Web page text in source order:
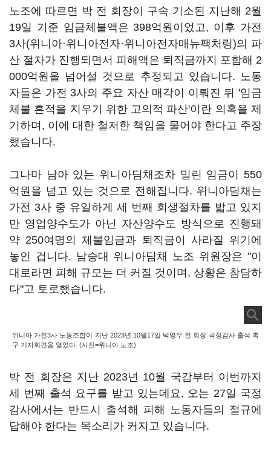
노조에 따르면 박 전 회장이 구속 기소된 지난해 2월
19일 기준 임금체불액은 398억원이었고, 이후 가전
3사(위니아·위니아전자·위니아전자매뉴팩처링)의 파
산 절차가 진행되면서 피해액은 퇴직금까지 포함해 2
000억원을 넘어설 것으로 추정되고 있습니다. 노동
자들은 가전 3사의 주요 자산 매각이 이뤄진 뒤 '임금
체불 흔적을 지우기 위한 고의적 파산'이란 의혹을 제
기하며, 이에 대한 철저한 책임을 물어야 한다고 주장
했습니다.
그나마 남아 있는 위니아딤채조차 밀린 임금이 550
억원을 넘고 있는 것으로 전해집니다. 위니아딤채는
가전 3사 중 유일하게 세 번째 회생절차를 밟고 있지
만 영업양수도가 아닌 자산양수도 방식으로 진행돼
약 250여명의 체불임금과 퇴직금이 사라질 위기에
놓인 겁니다. 남승대 위니아딤채 노조 위원장은 "이
대로라면 피해 규모는 더 커질 것이며, 상황은 참담하
다"고 토로했습니다.
위니아 가전3사 노동조합이 지난 2023년 10월17일 박영우 전 회장 국정감사 출석 촉
구 기자회견을 열었다. (사진=위니아 노조)
박 전 회장은 지난 2023년 10월 국감부터 이번까지
세 번째 출석 요구를 받고 있는데요. 오는 27일 국정
감사에서는 반드시 출석해 피해 노동자들의 절규에
답해야 한다는 목소리가 커지고 있습니다.